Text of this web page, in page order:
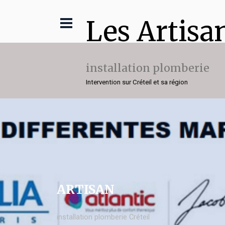
Les
installation plomberie
Intervention sur Créteil et sa région
ARTISAN
installation plomberie Créteil